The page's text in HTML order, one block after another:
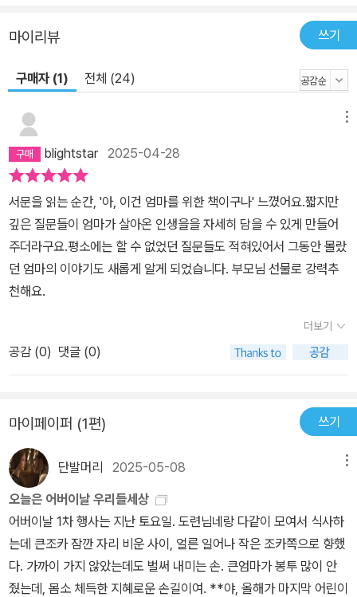
마이리뷰 쓰기
구매자 (1) 전체 (24)
blightstar2025-04-28
서문을 읽는 순간, '아, 이건 엄마를 위한 책이구나' 느꼈어요.짧지만
깊은 질문들이 엄마가 살아온 인생을을 자세히 담을 수 있게 만들어
주더라구요.평소에는 할 수 없었던 질문들도 적혀있어서 그동안 몰랐
던 엄마의 이야기도 새롭게 알게 되었습니다. 부모님 선물로 강력추
천해요.
더보기
공감 (0) 댓글 (0)
마이페이퍼 (1편) 쓰기
단발머리 2025-05-08
오늘은 어버이날 우리들세상
어버이날 1차 행사는 지난 토요일. 도련님네랑 다같이 모여서 식사하
는데 큰조카 잠깐 자리 비운 사이, 얼른 일어나 작은 조카쪽으로 향했
다. 가까이 가지 않았는데도 벌써 내미는 손. 큰엄마가 봉투 많이 안
줬는데, 몸소 체득한 지혜로운 손길이여. **야, 올해가 마지막 어린이